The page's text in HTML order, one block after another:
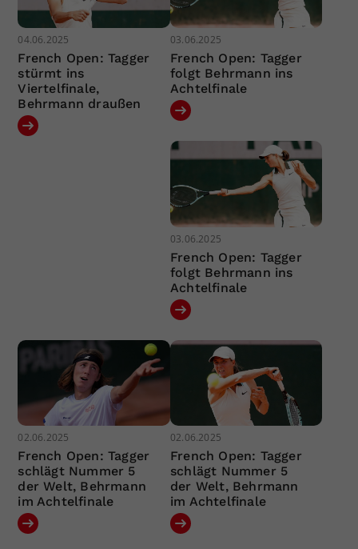
04.06.2025
French Open: Tagger
stürmt ins
Viertelfinale,
Behrmann draußen
03.06.2025
French Open: Tagger
folgt Behrmann ins
Achtelfinale
03.06.2025
French Open: Tagger
folgt Behrmann ins
Achtelfinale
02.06.2025
French Open: Tagger
schlägt Nummer 5
der Welt, Behrmann
im Achtelfinale
02.06.2025
French Open: Tagger
schlägt Nummer 5
der Welt, Behrmann
im Achtelfinale